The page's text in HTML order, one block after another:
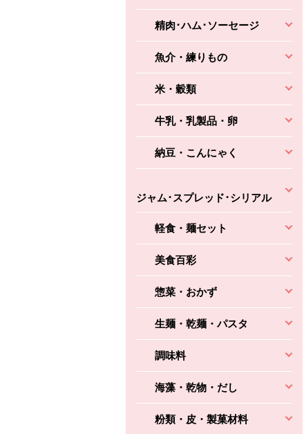
精肉･ハム･ソーセージ
魚介・練りもの
米・穀類
牛乳・乳製品・卵
納豆・こんにゃく
ジャム･スプレッド･シリアル
軽食・麺セット
美食百彩
惣菜・おかず
生麺・乾麺・パスタ
調味料
海藻・乾物・だし
粉類・皮・製菓材料